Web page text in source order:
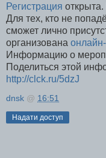
Регистрация
Для тех, кто не
сможет лично
организована
Информацию о
Поделиться этой
http://clck.ru/5dzJ
dnsk @ 16:51
Надати доступ